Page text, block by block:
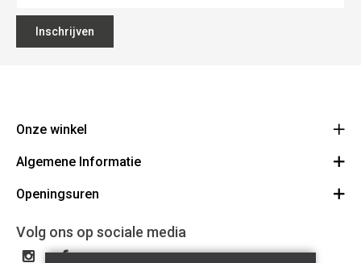
Inschrijven
Onze winkel
Ecoflora
1500 Halle
32(0)2.361.77.61
BE 0886.319.484
Algemene Informatie
Vacatures
Bestellen en Betalen
Openingsuren
Maandag : gesloten
Dinsdag: 09:00 - 17:00
Volg ons op sociale media